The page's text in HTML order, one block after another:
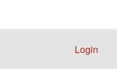
Voet
Login